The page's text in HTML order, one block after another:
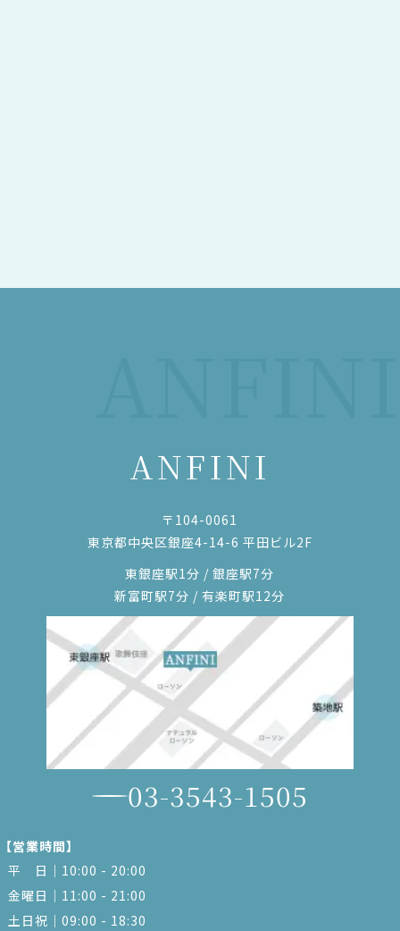
ANFINI
〒104-0061
東京都中央区銀座4-14-6 平田ビル2F
東銀座駅1分 / 銀座駅7分
新富町駅7分 / 有楽町駅12分
03-3543-1505
営業時間】
平 日｜10:00 - 20:00
金曜日｜11:00 - 21:00
土日祝｜09:00 - 18:30